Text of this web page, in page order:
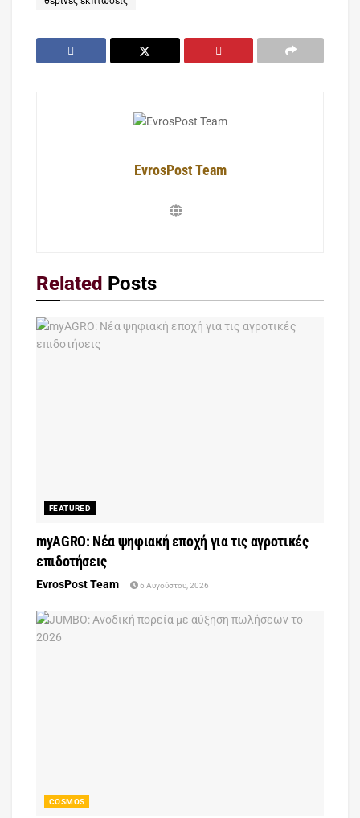
EvrosPost Team
Related Posts
FEATURED
myAGRO: Νέα ψηφιακή εποχή για τις αγροτικές
επιδοτήσεις
EvrosPost Team 6 Αυγούστου, 2026
COSMOS